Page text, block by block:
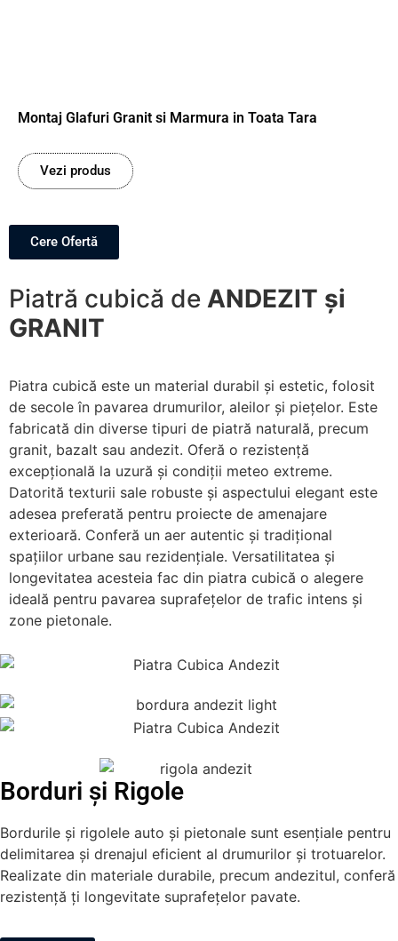
Montaj Glafuri Granit si Marmura in Toata Tara
Vezi produs
Cere Ofertă
Piatră cubică de ANDEZIT și
GRANIT
Piatra cubică este un material durabil și estetic, folosit
de secole în pavarea drumurilor, aleilor și piețelor. Este
fabricată din diverse tipuri de piatră naturală, precum
granit, bazalt sau andezit. Oferă o rezistență
excepțională la uzură și condiții meteo extreme.
Datorită texturii sale robuste și aspectului elegant este
adesea preferată pentru proiecte de amenajare
exterioară. Conferă un aer autentic și tradițional
spațiilor urbane sau rezidențiale. Versatilitatea și
longevitatea acesteia fac din piatra cubică o alegere
ideală pentru pavarea suprafețelor de trafic intens și
zone pietonale.
Borduri și Rigole
Bordurile și rigolele auto și pietonale sunt esențiale pentru
delimitarea și drenajul eficient al drumurilor și trotuarelor.
Realizate din materiale durabile, precum andezitul, conferă
rezistență ți longevitate suprafețelor pavate.